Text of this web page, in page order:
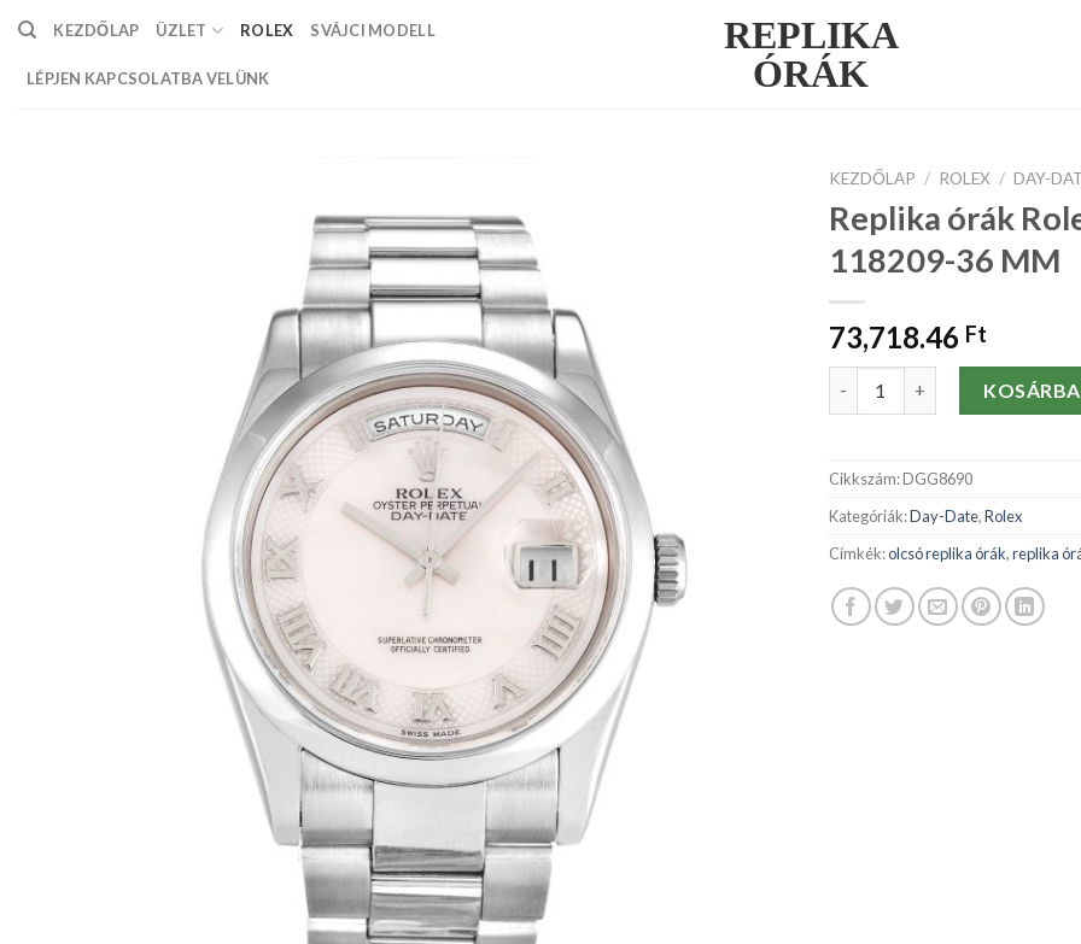
content
REPLIKA
ÓRÁK
KEZDŐLAP ÜZLET ROLEX SVÁJCI MODELL
LÉPJEN KAPCSOLATBA VELÜNK
KEZDŐLAP / ROLEX / DAY-
Replika órák
118209-36 MM
73,718.46 Ft
Replika órák Rolex Day-Date
Cikkszám:DGG8690
Kategóriák:Day-Date,Rolex
Címkék:olcsó replika órák,replika